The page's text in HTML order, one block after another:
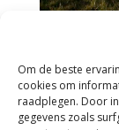
Om de beste
cookies om
raadplegen. Door
gegevens zoals